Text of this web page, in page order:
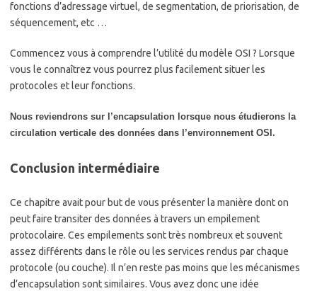
fonctions d’adressage virtuel, de segmentation, de priorisation, de
séquencement, etc …
Commencez vous à comprendre l’utilité du modèle OSI ? Lorsque
vous le connaîtrez vous pourrez plus facilement situer les
protocoles et leur fonctions.
Nous reviendrons sur l’encapsulation lorsque nous étudierons la
circulation verticale des données dans l’environnement OSI.
Conclusion intermédiaire
Ce chapitre avait pour but de vous présenter la manière dont on
peut faire transiter des données à travers un empilement
protocolaire. Ces empilements sont très nombreux et souvent
assez différents dans le rôle ou les services rendus par chaque
protocole (ou couche). Il n’en reste pas moins que les mécanismes
d’encapsulation sont similaires. Vous avez donc une idée